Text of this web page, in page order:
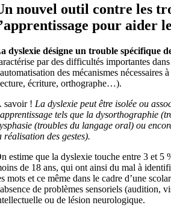
nouvel outil contre les
pour aider
dyslexie désigne un trouble spécifique
par des difficultés importantes
des mécanismes nécessaires
écriture, orthographe…).
savoir ! La dyslexie peut être isolée ou
tels que la dysorthographie
(troubles du langage oral) ou
réalisation des gestes).
estime que la dyslexie touche entre 3 et 5
de 18 ans, qui ont ainsi du mal à
mots et ce même dans le cadre d’une
de problèmes sensoriels (audition,
ou de lésion neurologique.